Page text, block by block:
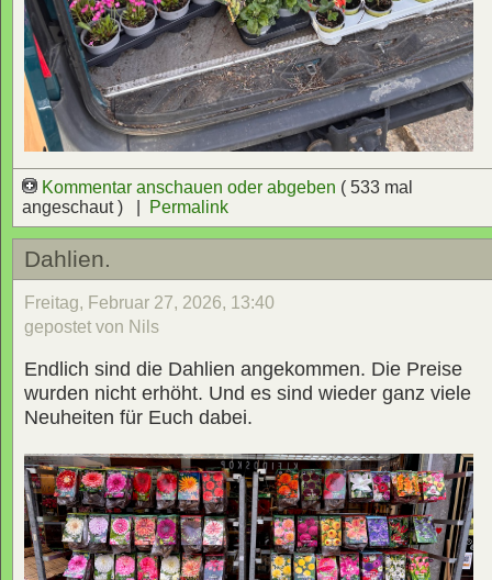
Kommentar anschauen oder abgeben ( 533 mal
angeschaut ) |
Permalink
Dahlien.
Freitag, Februar 27, 2026, 13:40
gepostet von Nils
Endlich sind die Dahlien angekommen. Die Preise
wurden nicht erhöht. Und es sind wieder ganz viele
Neuheiten für Euch dabei.